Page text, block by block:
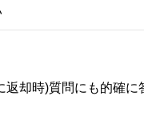
却時)質問にも的確に